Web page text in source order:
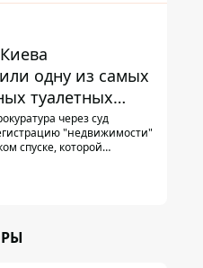
одну из самых
туалетных
домом
через суд
"недвижимости"
спуске, которой